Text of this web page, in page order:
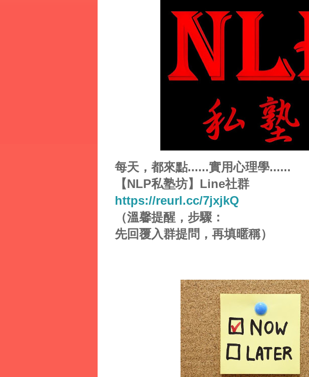
每天，都來點......實用心理學......
【NLP私塾坊】Line社群
https://reurl.cc/7jxjkQ
（溫馨提醒，步驟：
先回覆入群提問， 再填暱稱）